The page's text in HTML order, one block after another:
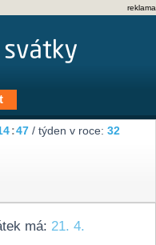
reklama
:47 / týden v roce:32
má: 21. 4.